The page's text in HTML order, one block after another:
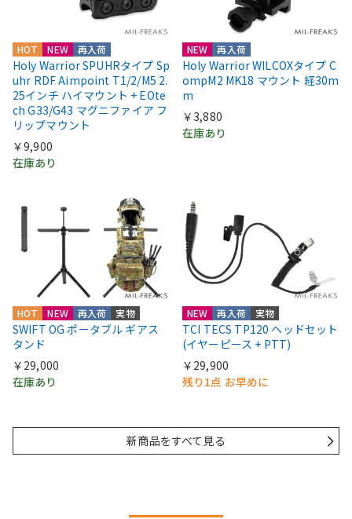
HOT NEW 再入荷
Holy Warrior SPUHRタイプ Sp
uhr RDF Aimpoint T1/2/M5 2.
25インチ ハイマウント + EOte
ch G33/G43 マグニファイア フ
リップマウント
￥9,900
在庫あり
NEW 再入荷
Holy Warrior WILCOXタイプ C
ompM2 MK18 マウント 経30m
m
￥3,880
在庫あり
HOT NEW 再入荷 実物
SWIFT OG ポータブル ギアス
タンド
￥29,000
在庫あり
NEW 再入荷 実物
TCI TECS TP120 ヘッドセット
(イヤーピース + PTT)
￥29,900
残り1点 お早めに
新商品をすべて見る